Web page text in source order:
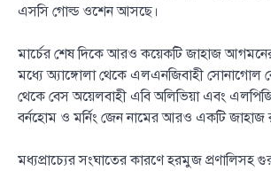
এসসি গোল্ড ওশেন আসছে।
মার্চের শেষ দিকে আরও কয়েকটি জাহাজ
মধ্যে অ্যাঙ্গোলা থেকে এলএনজিবাহী সোনাগোল
থেকে বেস অয়েলবাহী এবি অলিভিয়া এবং
বর্নহোম ও মর্নিং জেন নামের আরও একটি জাহাজ
মধ্যপ্রাচ্যের সংঘাতের কারণে হরমুজ প্রণালিসহ